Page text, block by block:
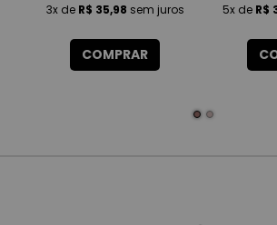
3xde R$ 35,98 sem juros
COMPRAR
5x de R$